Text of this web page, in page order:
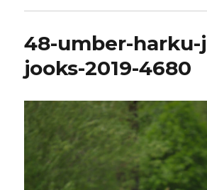
48-umber-harku-
jooks-2019-4680